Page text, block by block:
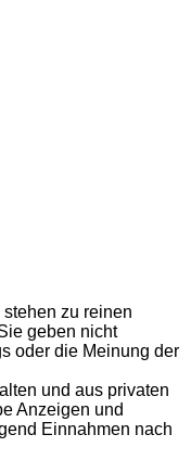
zu reinen
geben nicht
oder die Meinung der
und aus privaten
Anzeigen und
Einnahmen nach